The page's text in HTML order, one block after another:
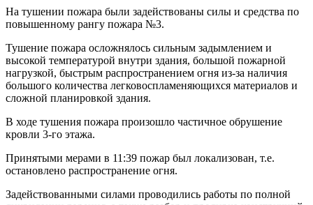
На тушении пожара были задействованы силы и средства по
повышенному рангу пожара №3.
Тушение пожара осложнялось сильным задымлением и
высокой температурой внутри здания, большой пожарной
нагрузкой, быстрым распространением огня из-за наличия
большого количества легковоспламеняющихся материалов и
сложной планировкой здания.
В ходе тушения пожара произошло частичное обрушение
кровли 3-го этажа.
Принятыми мерами в 11:39 пожар был локализован, т.е.
остановлено распространение огня.
Задействованными силами проводились работы по полной